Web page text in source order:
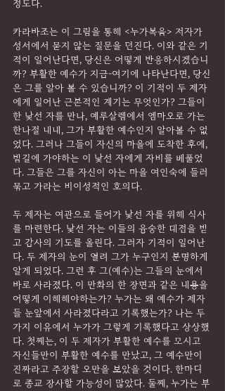
정도다.
카라바조는 이 그림을 통해 <누가복음> 저자가
성서에서 묻지 않는 질문을 던진다. 이와 같은 기
적이 일어난다면, 당신은 어떻게 반응하시겠습니
까? 부활한 예수가 지금-여기에 나타난다면, 당신
은 그를 알아 볼 수 있습니까? 이 기적이 두 제자
에게 일어난 근본적인 계기는 무엇인가? 그들이
한 낯선 자를 만나, 예루살렘에서 엠마오로 가는
한나절 내내, 그가 부활한 예수인지 알아볼 수 없
었다. 그러나 그들이 자신의 마을에 도착한 후에,
밤길에 가야하는 이 낯선 자에게 자비를 베풀었
다. 그들은 그를 자신이 아는 마을 여인숙에 들러
묶고 가라는 비이성적인 호의다.
두 제자는 여관으로 들어가 낯선 자를 위해 식사
를 마련한다. 낯선 자는 이들의 융숭한 대접을 받
고 감사의 기도를 올린다. 그러자 기적이 일어난
다. 두 제자의 눈이 열려 그가 누구인지 분명하게
알게 되었다. 그런 후 그(예수)는 그들의 눈에서
바로 사라졌다. 이 만화의 한 장면과 같은 내용을
어떻게 이해해야하는가? 누가는 왜 예수가 제자
들 눈앞에서 사라졌다라고 기록했는가? 나는 두
가지 이유에서 누가가 그렇게 기록했다고 상상했
다. 첫째는, 이 두 제자가 부활한 예수를 모시고
자신들만이 부활한 예수를 만났고, 그 예수만이
진짜라고 주장할 오만을 보았을 것이다. 한마디
로 종교 장사할 가능성이 많았다. 둘째, 누가는 부